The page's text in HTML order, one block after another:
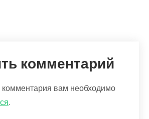
комментарий
комментария вам необходимо
.